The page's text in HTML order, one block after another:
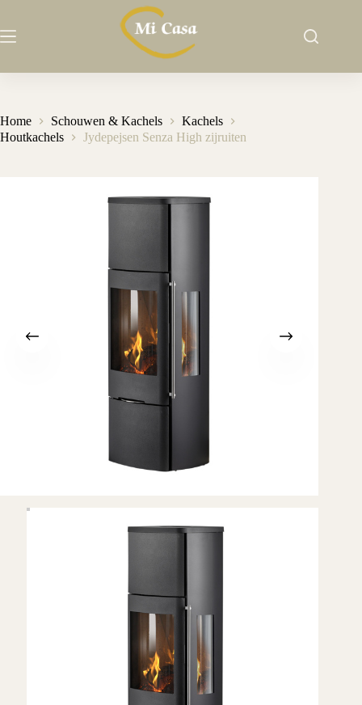
de
Home Schouwen & Kachels
Kachels
Houtkachels
Jydepejsen Senza High zijruiten